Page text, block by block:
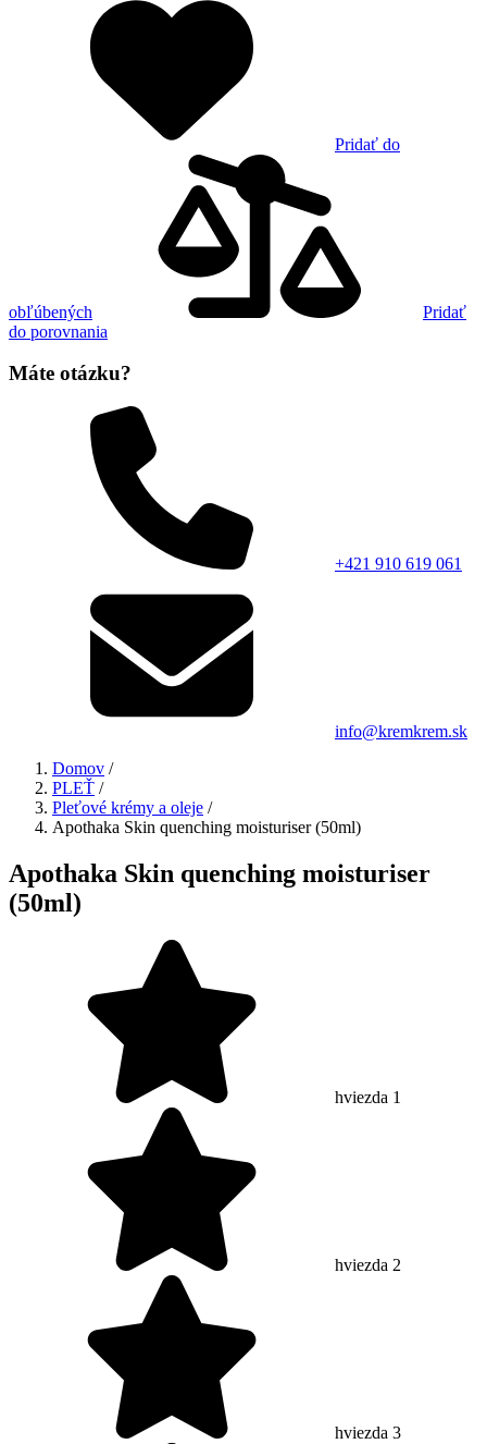
Pridať do
obľúbených
Pridať
do porovnania
Máte otázku?
+421 910 619 061
info@kremkrem.sk
Domov /
PLEŤ /
Pleťové krémy a oleje /
Apothaka Skin quenching moisturiser (50ml)
Apothaka Skin quenching moisturiser
(50ml)
hviezda 1
hviezda 2
hviezda 3